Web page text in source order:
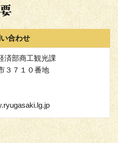
合わせ
済部商工観光課
３７１０番地